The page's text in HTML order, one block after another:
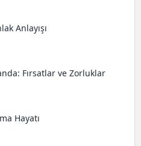
Anlayışı
Fırsatlar ve Zorluklar
Hayatı